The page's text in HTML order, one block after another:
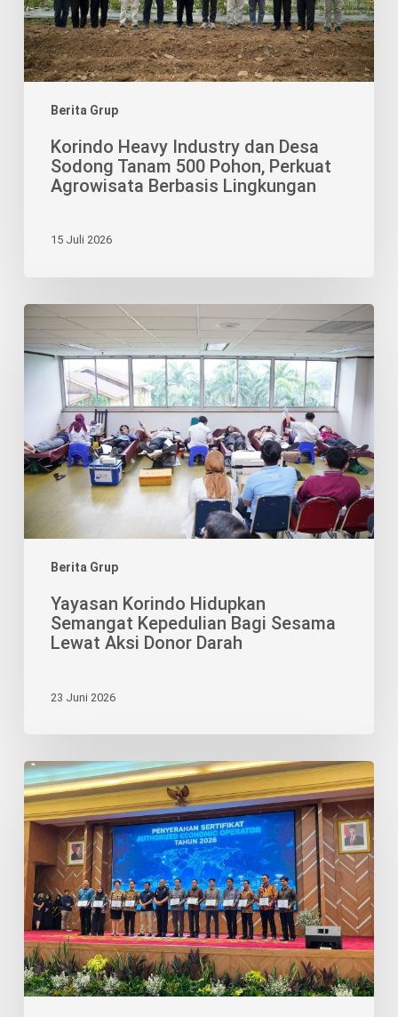
Berita Grup
500
Pohon,
Perkuat
Agrowisata
Korindo Heavy Industry dan Desa
Sodong Tanam 500 Pohon, Perkuat
Agrowisata Berbasis Lingkungan
15 Juli 2026
Berita Grup
Yayasan
Hidupkan
Semangat
Kepedulian
Sesama
Lewat
Aksi
Donor
Darah
Yayasan Korindo Hidupkan
Semangat Kepedulian Bagi Sesama
Lewat Aksi Donor Darah
23 Juni 2026
Pengakuan
AEO
Perkuat
Posisi
BRJ
sebagai
Mitra
Logistik
Terpercaya